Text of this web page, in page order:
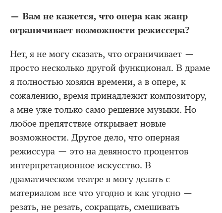
— Вам не кажется, что опера как жанр
ограничивает возможности режиссера?
Нет, я не могу сказать, что ограничивает —
просто несколько другой функционал. В драме
я полностью хозяин времени, а в опере, к
сожалению, время принадлежит композитору,
а мне уже только само решение музыки. Но
любое препятствие открывает новые
возможности. Другое дело, что оперная
режиссура — это на девяносто процентов
интерпретационное искусство. В
драматическом театре я могу делать с
материалом все что угодно и как угодно —
резать, не резать, сокращать, смешивать